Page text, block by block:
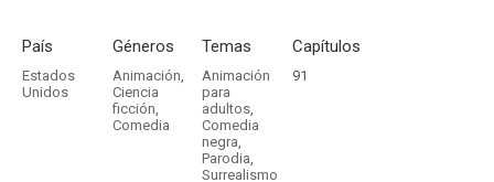
País
Estados
Unidos
Géneros
Animación,
Ciencia
ficción,
Comedia
Temas
Animación
para
adultos,
Comedia
negra,
Parodia,
Surrealismo
Capítulos
91